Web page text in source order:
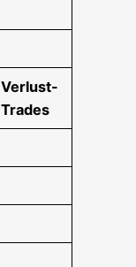
Ver­lust-
Trades